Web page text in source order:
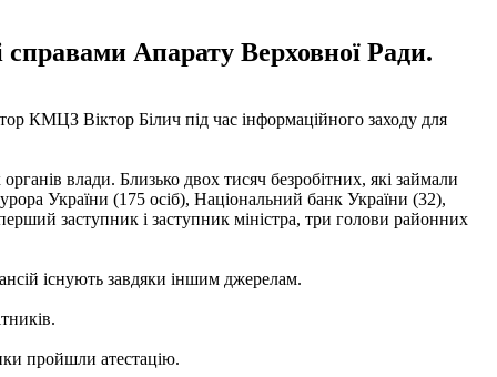
справами Апарату Верховної Ради.
КМЦЗ Віктор Білич під час інформаційного заходу для
влади. Близько двох тисяч безробітних, які займали
України (175 осіб), Національний банк України (32),
заступник і заступник міністра, три голови районних
існують завдяки іншим джерелам.
пройшли атестацію.